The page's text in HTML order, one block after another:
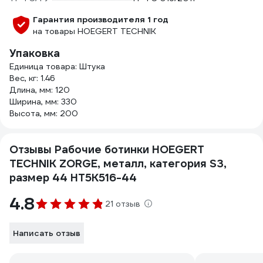
Гарантия производителя 1 год
на товары HOEGERT TECHNIK
Упаковка
Единица товара: Штука
Вес, кг: 1.46
Длина, мм: 120
Ширина, мм: 330
Высота, мм: 200
Отзывы Рабочие ботинки HOEGERT
TECHNIK ZORGE, металл, категория S3,
размер 44 HT5K516-44
4.8 21 отзыв
Написать отзыв